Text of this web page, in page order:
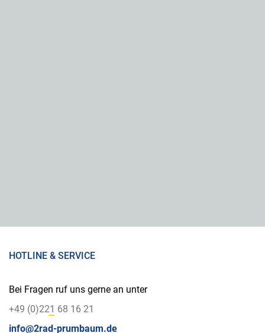
HOTLINE & SERVICE
Bei Fragen ruf uns gerne an unter
+49 (0)221 68 16 21
info@2rad-prumbaum.de